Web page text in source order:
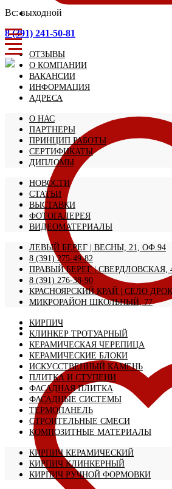
Вс: выходной
8 (391) 241-50-81
ОТЗЫВЫ
О КОМПАНИИ
ВАКАНСИИ
ИНФОРМАЦИЯ
АДРЕСА
О НАС
ПАРТНЕРЫ
ПРИНЦИП РАБОТЫ
СЕРТИФИКАТЫ
ДИПЛОМЫ
НОВОСТИ
СТАТЬИ
ВЫСТАВКИ
ФОТОГАЛЕРЕЯ
ВИДЕОМАТЕРИАЛЫ
ЛЕВЫЙ БЕРЕГ | ВЕСНЫ, 21, ОФ.94
8 (391) 275-49-82
ПРАВЫЙ БЕРЕГ | СВЕРДЛОВСКАЯ,
8 (391) 276-38-90
КРАСНОЯРСКИЙ КРАЙ | CЕЛО
МИКРОРАЙОН ШКОЛЬНЫЙ, 77
КИРПИЧ
КЛИНКЕР ТРОТУАРНЫЙ
КЕРАМИЧЕСКАЯ ЧЕРЕПИЦА
КЕРАМИЧЕСКИЕ БЛОКИ
ИСКУССТВЕННЫЙ КАМЕНЬ
ПЛИТКА И СТУПЕНИ
ФАСАДНАЯ ПЛИТКА
ФАСАДНЫЕ СИСТЕМЫ
ТЕРМОПАНЕЛЬ
СТРОИТЕЛЬНЫЕ СМЕСИ
КОМПОЗИТНЫЕ МАТЕРИАЛЫ
КИРПИЧ КЕРАМИЧЕСКИЙ
КИРПИЧ КЛИНКЕРНЫЙ
КИРПИЧ РУЧНОЙ ФОРМОВКИ